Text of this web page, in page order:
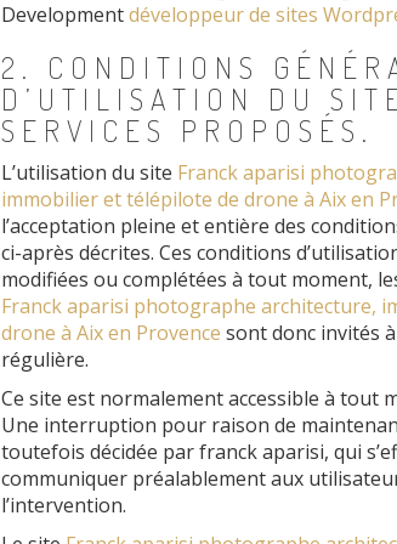
Developmentdéveloppeur de sites
2. CONDITIONS
D’UTILISATION DU
SERVICES PROPOSÉS.
L’utilisation du site Franck aparisi
immobilier et télépilote de drone à Aix en
l’acceptation pleine et entière des
ci-après décrites. Ces conditions
modifiées ou complétées à tout moment,
Franck aparisi photographe architecture,
drone à Aix en Provence sont donc invités
régulière.
Ce site est normalement accessible à tout
Une interruption pour raison de
toutefois décidée par franck aparisi, qui
communiquer préalablement aux
l’intervention.